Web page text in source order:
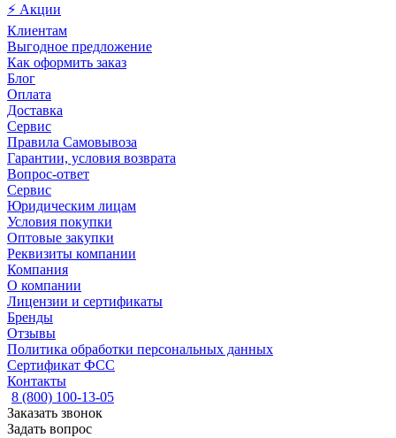
⚡ Акции
Клиентам
Выгодное предложение
Как оформить заказ
Блог
Оплата
Доставка
Сервис
Правила Самовывоза
Гарантии, условия возврата
Вопрос-ответ
Сервис
Юридическим лицам
Условия покупки
Оптовые закупки
Реквизиты компании
Компания
О компании
Лицензии и сертификаты
Бренды
Отзывы
Политика обработки персональных данных
Сертификат ФСС
Контакты
8 (800) 100-13-05
Заказать звонок
Задать вопрос